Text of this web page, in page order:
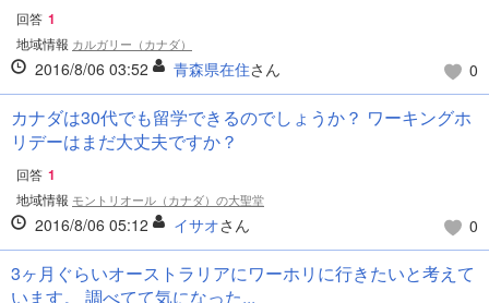
回答 1
地域情報 カルガリー（カナダ）
2016/8/06 03:52 青森県在住さん 0
カナダは30代でも留学できるのでしょうか？ ワーキングホ
リデーはまだ大丈夫ですか？
回答 1
地域情報 モントリオール（カナダ）の大聖堂
2016/8/06 05:12 イサオさん 0
3ヶ月ぐらいオーストラリアにワーホリに行きたいと考えて
います。 調べてて気になった...